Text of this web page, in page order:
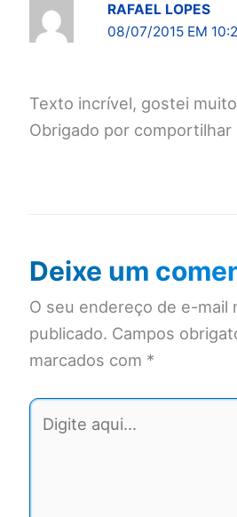
RAFAEL LOPES
08/07/2015 EM
Texto incrível, gostei
Obrigado por
Deixe um
O seu endereço de e-mail
publicado. Campos
marcados com *
Digite
aqui...